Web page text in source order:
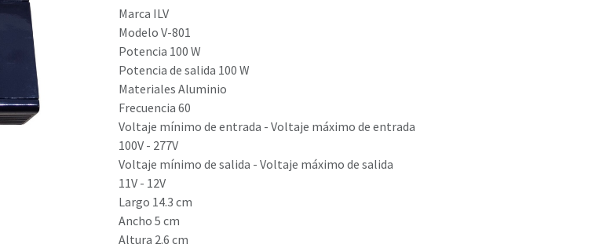
Marca ILV
Modelo V-801
Potencia 100 W
Potencia de salida 100 W
Materiales Aluminio
Frecuencia 60
Voltaje mínimo de entrada - Voltaje máximo de entrada
100V - 277V
Voltaje mínimo de salida - Voltaje máximo de salida
11V - 12V
Largo 14.3 cm
Ancho 5 cm
Altura 2.6 cm